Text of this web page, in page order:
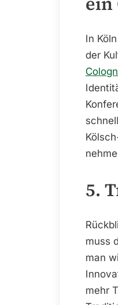
In
der
5.
muss
man
mehr